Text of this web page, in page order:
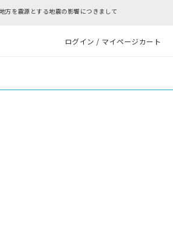
を震源とする地震の影響につきまして
ログイン / マイページカート